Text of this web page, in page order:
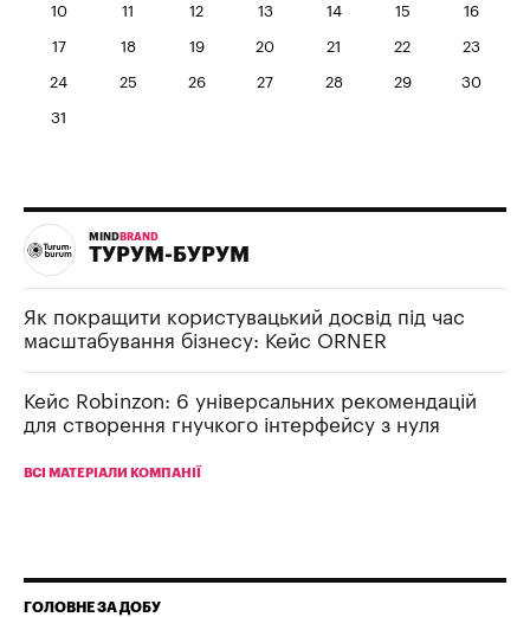
10 11 12 13 14 15 16
17 18 19 20 21 22 23
24 25 26 27 28 29 30
31
MIND BRAND
ТУРУМ-БУРУМ
Як покращити користувацький досвід під час
масштабування бізнесу: Кейс ORNER
Кейс Robinzon: 6 універсальних рекомендацій
для створення гнучкого інтерфейсу з нуля
ВСІ МАТЕРІАЛИ КОМПАНІЇ
ГОЛОВНЕ ЗА ДОБУ